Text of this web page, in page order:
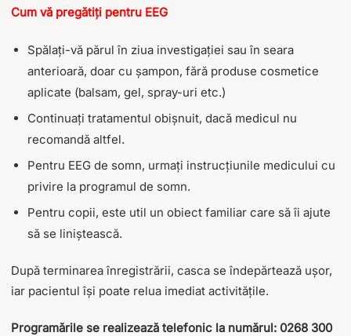
Cum vă pregătiți pentru EEG
Spălați-vă părul în ziua investigației sau în seara
anterioară, doar cu șampon, fără produse cosmetice
aplicate (balsam, gel, spray-uri etc.)
Continuați tratamentul obișnuit, dacă medicul nu
recomandă altfel.
Pentru EEG de somn, urmați instrucțiunile medicului cu
privire la programul de somn.
Pentru copii, este util un obiect familiar care să îi ajute
să se liniștească.
După terminarea înregistrării, casca se îndepărtează ușor,
iar pacientul își poate relua imediat activitățile.
Programările se realizează telefonic la numărul: 0268 300